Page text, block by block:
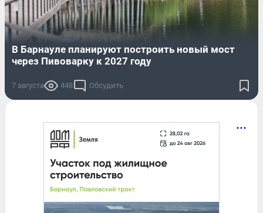
В Барнауле планируют построить новый мост
через Пивоварку к 2027 году
7 августа 448 Обсудить